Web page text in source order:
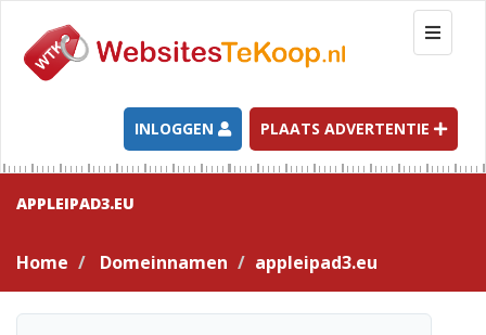
T
o
g
l
e
n
a
t
INLOGGEN PLAATS ADVERTENTIE
APPLEIPAD3.EU
Home Domeinnamen appleipad3.eu